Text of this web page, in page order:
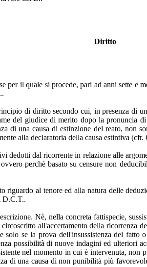
Diritto
il quale si procede, pari ad anni sette e
di diritto secondo cui, in presenza di
del giudice di merito dopo la
di una causa di estinzione del reato,
alla declaratoria della causa estintiva
dedotti dal ricorrente in relazione alle
perchè basato su censure non
al tenore ed alla natura delle
D.C.T..
Nè, nella concreta fattispecie,
all'accertamento della
se la prova dell'insussistenza del fatto
possibilità di nuove indagini ed ulteriori
nel momento in cui è intervenuta,
di una causa di non punibilità più